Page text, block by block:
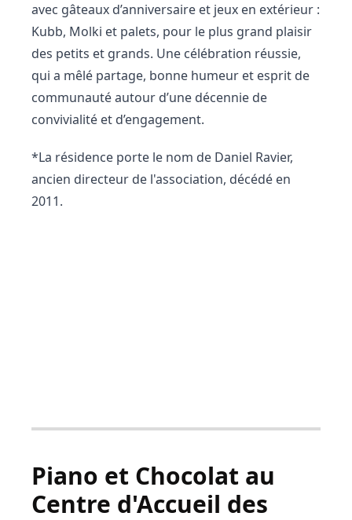
avec gâteaux d’anniversaire et jeux en extérieur :
Kubb, Molki et palets, pour le plus grand plaisir
des petits et grands. Une célébration réussie,
qui a mêlé partage, bonne humeur et esprit de
communauté autour d’une décennie de
convivialité et d’engagement.
*La résidence porte le nom de Daniel Ravier,
ancien directeur de l'association, décédé en
2011.
Piano et Chocolat au
Centre d'Accueil des